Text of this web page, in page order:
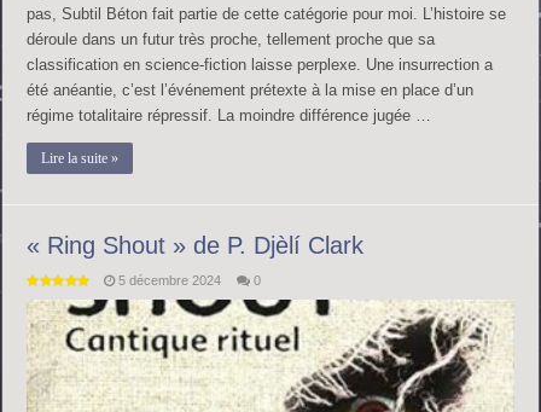
pas, Subtil Béton fait partie de cette catégorie pour moi. L’histoire se
déroule dans un futur très proche, tellement proche que sa
classification en science-fiction laisse perplexe. Une insurrection a
été anéantie, c’est l’événement prétexte à la mise en place d’un
régime totalitaire répressif. La moindre différence jugée …
Lire la suite »
« Ring Shout » de P. Djèlí Clark
5 décembre 2024 0